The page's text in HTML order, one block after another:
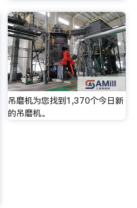
吊磨机为您找到1,370个今日新
的吊磨机。